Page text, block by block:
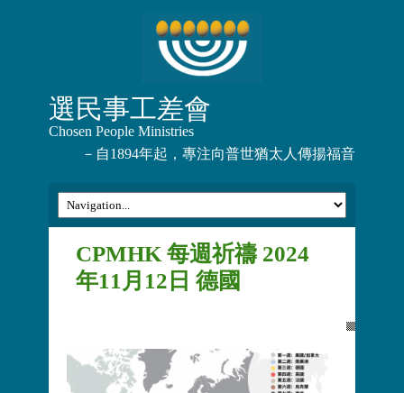
選民事工差會
Chosen People Ministries
－自1894年起，專注向普世猶太人傳揚福音
CPMHK 每週祈禱 2024
年11月12日 德國